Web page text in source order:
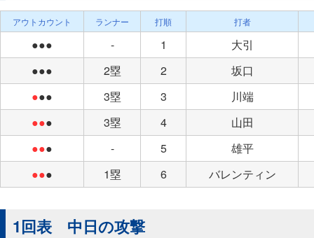
アウトカウント ランナー 打順 打者
●●● - 1
大引
●●●
2塁 2
坂口
●●● 3塁 3
川端
●●● 3塁 4
山田
●●● - 5
雄平
●●● 1塁 6 バレンティン
1回表 中日の攻撃